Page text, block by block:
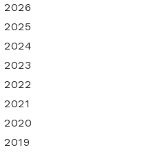
2026
2025
2024
2023
2022
2021
2020
2019